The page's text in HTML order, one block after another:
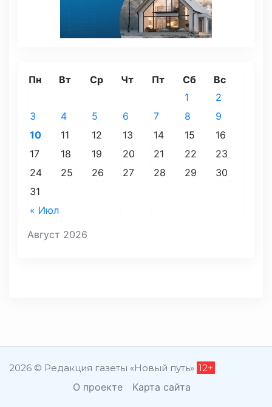
Август 2026
Пн Вт Ср Чт Пт Сб Вс
« Июл
1
2
3
4 5 6 7 8
9
10
11 12 13 14 15
16
17
18 19 20 21 22
23
24
25 26 27 28 29
30
31
2026 © Редакция газеты «Новый путь» 12+
О проекте Карта сайта